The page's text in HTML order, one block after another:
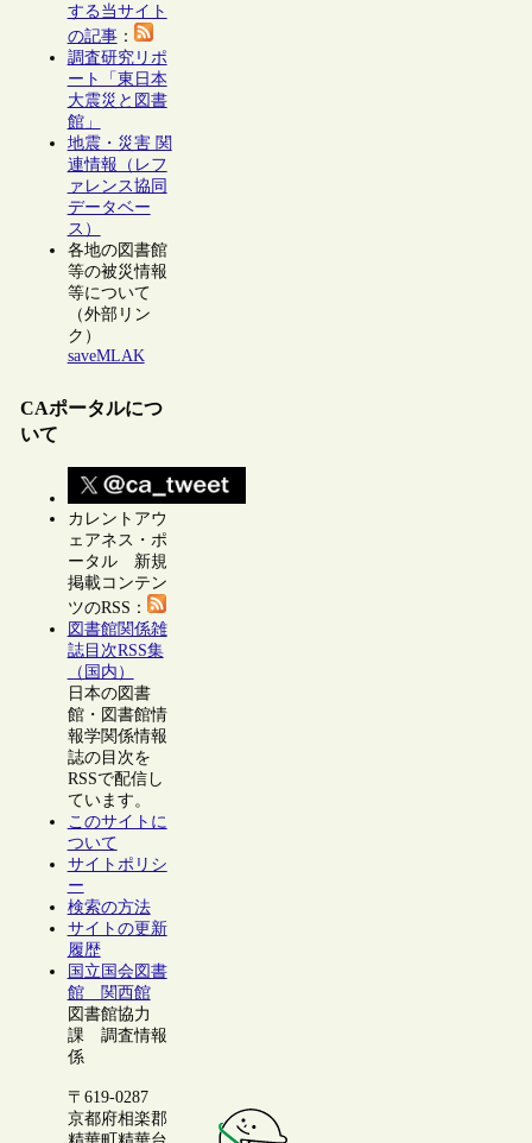
する当サイト
の記事：
調査研究リポ
ート「東日本
大震災と図書
館」
地震・災害 関
連情報（レフ
ァレンス協同
データベー
ス）
各地の図書館
等の被災情報
等について
（外部リン
ク）
saveMLAK
CAポータルにつ
いて
カレントアウ
ェアネス・ポ
ータル 新規
掲載コンテン
ツのRSS：
図書館関係雑
誌目次RSS集
（国内）
日本の図書
館・図書館情
報学関係情報
誌の目次を
RSSで配信し
ています。
このサイトに
ついて
サイトポリシ
ー
検索の方法
サイトの更新
履歴
国立国会図書
館 関西館
図書館協力
課 調査情報
係
〒619-0287
京都府相楽郡